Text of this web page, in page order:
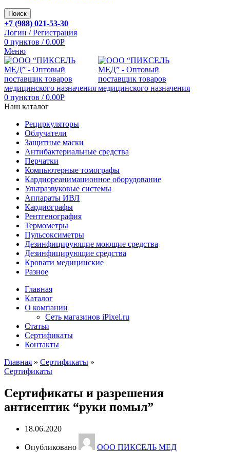
Поиск
+7 (988) 021-53-30
Логин / Регистрация
0 пунктов / 0.00Р
Меню
0 пунктов / 0.00Р
Наш каталог
Рециркуляторы
Облучатели
Защитные маски
Антибактериальные средства
Перчатки
Компьютерные томографы
Кардиореанимационное оборудование
Ультразвуковые системы
Аппараты ИВЛ
Кардиографы
Рентгенография
Термометры
Пульсоксиметры
Дезинфицирующие моющие средства
Дезинфицирующие средства
Кровати медицинские
Разное
Главная
Каталог
О компании
Сеть магазинов iPixel.ru
Статьи
Сертификаты
Контакты
Главная » Сертификаты »
Сертификаты
Сертификаты и разрешения
антисептик “руки помыл”
18.06.2020
Опубликовано
ООО ПИКСЕЛЬ МЕД